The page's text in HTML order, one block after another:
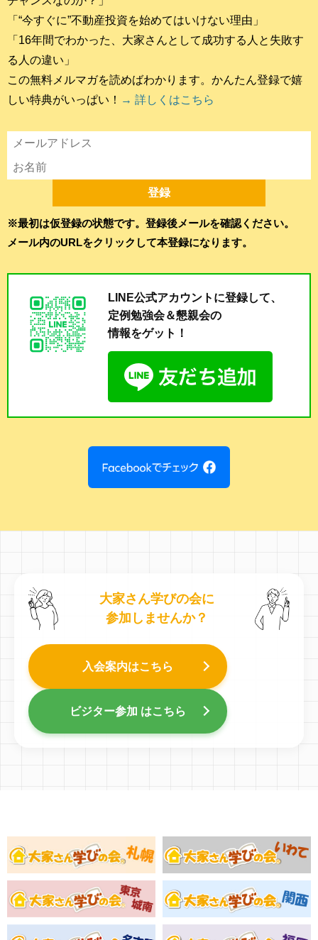
「“今すぐに”不動産投資を始めてはいけない理由」
「16年間でわかった、大家さんとして成功する人と失敗す
る人の違い」
この無料メルマガを読めばわかります。かんたん登録で嬉
しい特典がいっぱい！ → 詳しくはこちら
※最初は仮登録の状態です。登録後メールを確認ください。
メール内のURLをクリックして本登録になります。
LINE公式アカウントに登録して、
定例勉強会＆懇親会の
情報をゲット！
大家さん学びの会に
参加しませんか？
入会案内はこちら
ビジター参加 はこちら